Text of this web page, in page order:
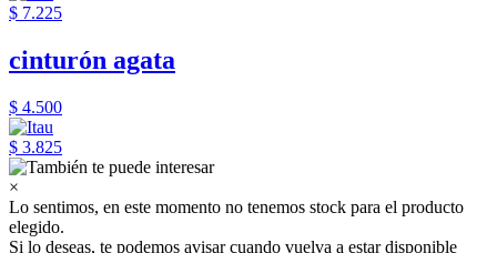
$ 7.225
cinturón agata
$ 4.500
$ 3.825
×
Lo sentimos, en este momento no tenemos stock para el producto
elegido.
Si lo deseas, te podemos avisar cuando vuelva a estar disponible